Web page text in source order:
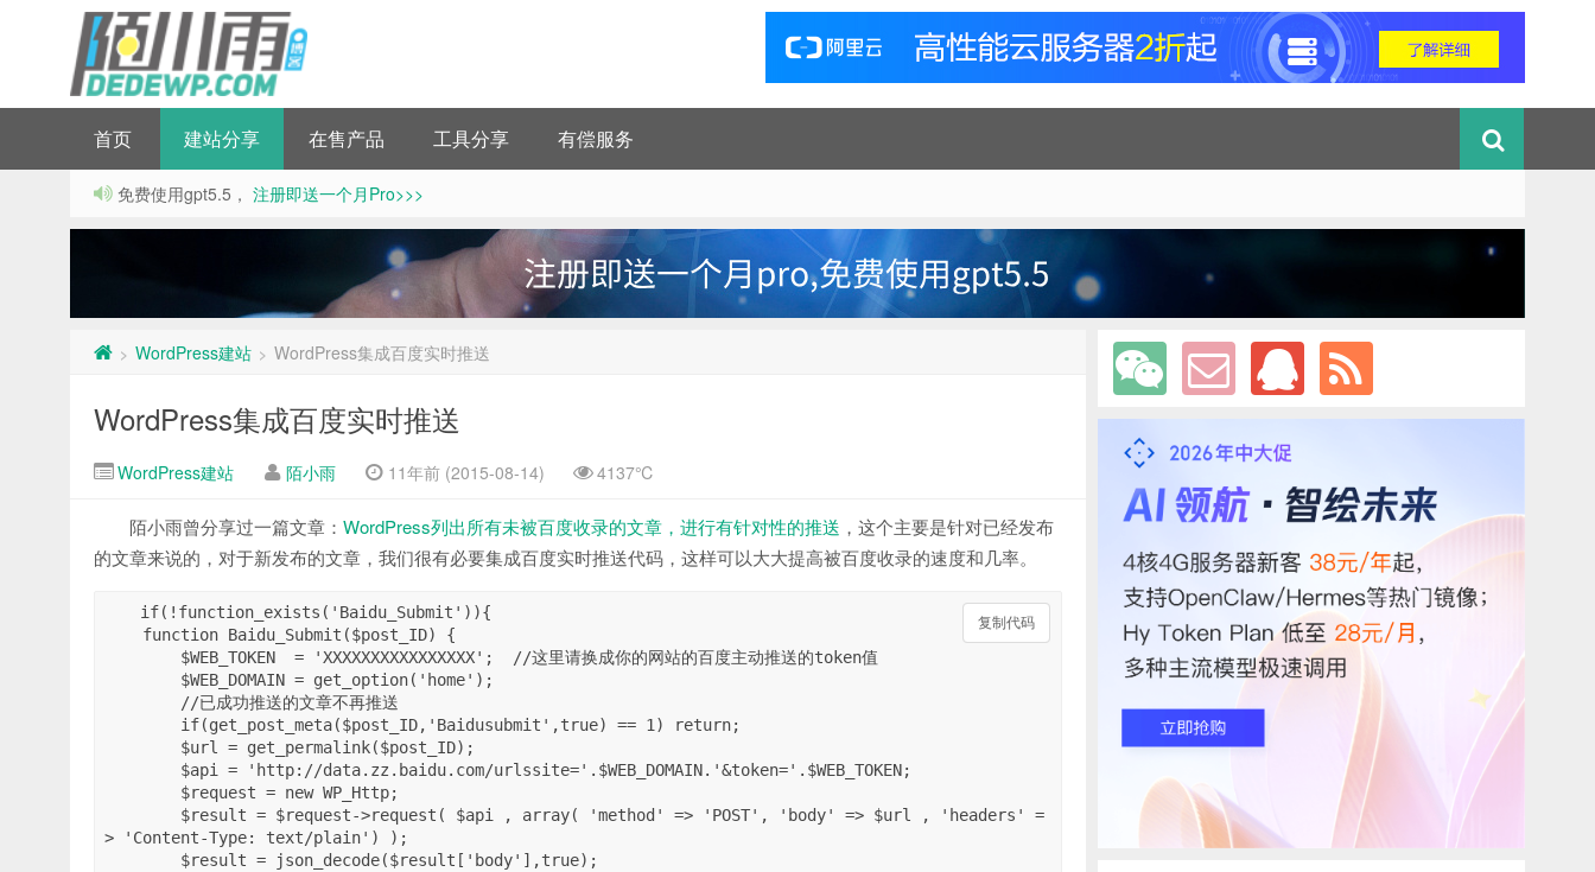
首页 建站分享 在售产品 工具分享 有偿服务
免费使用gpt5.5， 注册即送一个月Pro>>>
> WordPress建站 > WordPress集成百度实时推送
WordPress集成百度实时推送
WordPress建站 陌小雨 11年前 (2015-08-14) 4137℃
陌小雨曾分享过一篇文章： WordPress列出所有未被百度收录的文章，进行有针对性的推送 ，这个主要是针对已经发布
的文章来说的，对于新发布的文章，我们很有必要集成百度实时推送代码，这样可以大大提高被百度收录的速度和几率。
复制代码
复制代码
if(!function_exists('Baidu_Submit')){
> 'Content-Type: text/plain') );